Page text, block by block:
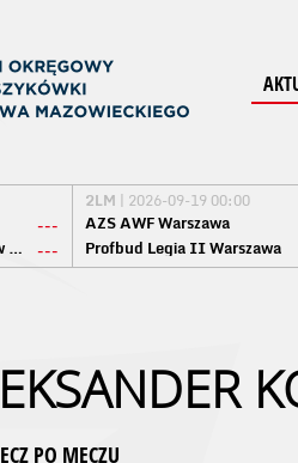
---
Sokół Grupa Avista Ostrów Maz. ---
2LM | 2026-09-19 00:00
AZS AWF Warszawa
Profbud Legia II Warszawa
PO MECZU